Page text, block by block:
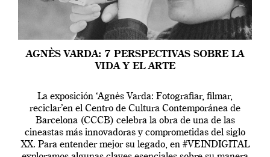
AGNÈS VARDA: 7 PERSPECTIVAS SOBRE LA
VIDA Y EL ARTE
La exposición ‘Agnès Varda: Fotografiar, filmar,
reciclar’en el Centro de Cultura Contemporánea de
Barcelona (CCCB) celebra la obra de una de las
cineastas más innovadoras y comprometidas del siglo
XX. Para entender mejor su legado, en #VEINDIGITAL